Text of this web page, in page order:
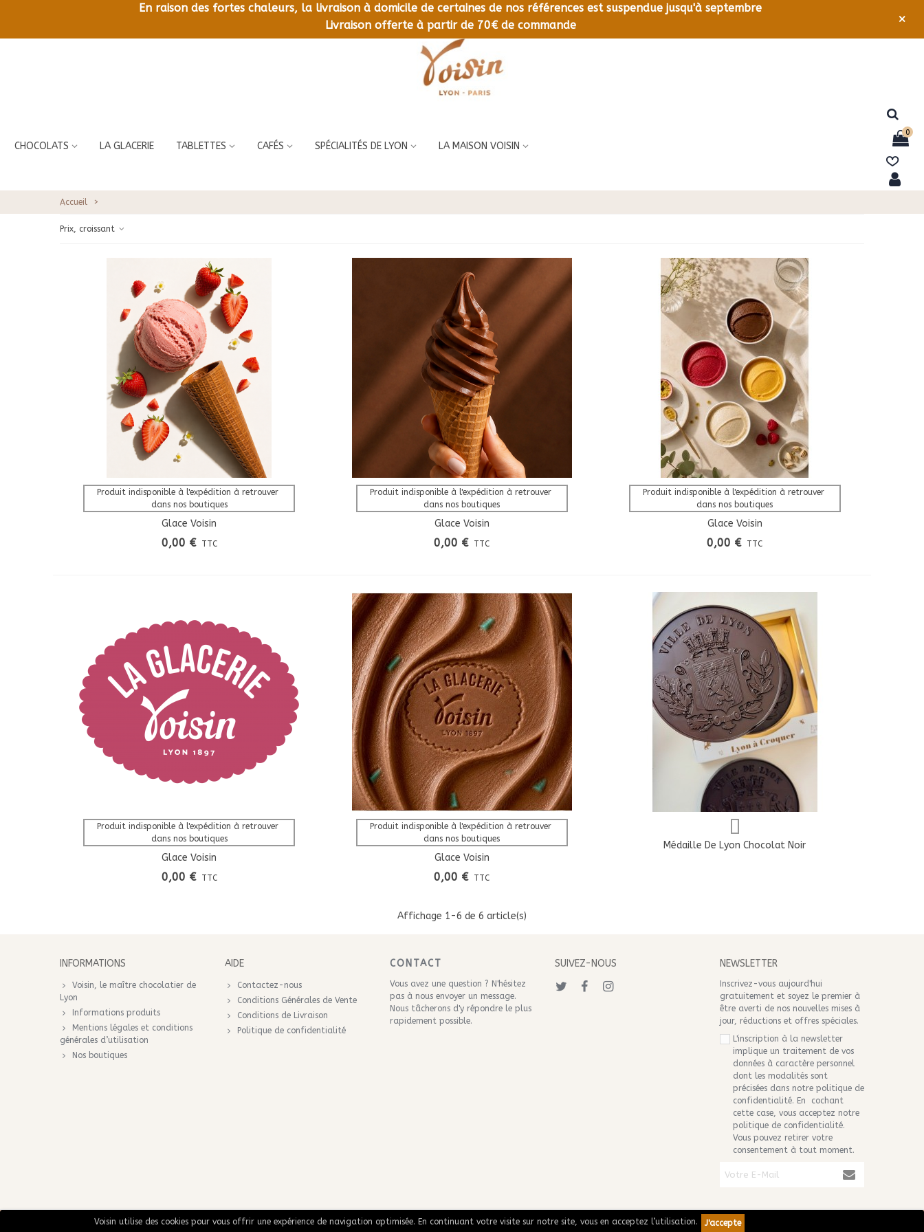
LIVRAISON OFFERTE À PARTIR DE 70€ DE COMMANDE
Voisin utilise des cookies pour vous offrir une expérience de navigation optimisée. En continuant votre visite sur notre site, vous en acceptez l’utilisation. J'accepte
CHOCOLATS LA GLACERIE TABLETTES CAFÉS SPÉCIALITÉS DE LYON LA MAISON VOISIN
0
Accueil >
Prix, croissant
Afficher Plus
Produit indisponible à l'expédition à retrouver
dans nos boutiques
Glace Voisin
0,00 € TTC
Afficher Plus
Produit indisponible à l'expédition à retrouver
dans nos boutiques
Glace Voisin
0,00 € TTC
Afficher Plus
Produit indisponible à l'expédition à retrouver
dans nos boutiques
Glace Voisin
0,00 € TTC
Afficher Plus
Produit indisponible à l'expédition à retrouver
dans nos boutiques
Glace Voisin
0,00 € TTC
Afficher Plus
Produit indisponible à l'expédition à retrouver
dans nos boutiques
Glace Voisin
0,00 € TTC
Médaille De Lyon Chocolat Noir
Affichage 1-6 de 6 article(s)
INFORMATIONS
Voisin, le maître chocolatier de
Lyon
Informations produits
Mentions légales et conditions
générales d’utilisation
Nos boutiques
AIDE
Contactez-nous
Conditions Générales de Vente
Conditions de Livraison
Politique de confidentialité
CONTACT
Vous avez une question ? N'hésitez
pas à nous envoyer un message.
Nous tâcherons d'y répondre le plus
rapidement possible.
SUIVEZ-NOUS NEWSLETTER
Inscrivez-vous aujourd'hui
gratuitement et soyez le premier à
être averti de nos nouvelles mises à
jour, réductions et offres spéciales.
L'inscription à la newsletter
implique un traitement de vos
données à caractère personnel
dont les modalités sont
précisées dans notre politique de
confidentialité. En cochant
cette case, vous acceptez notre
politique de confidentialité.
Vous pouvez retirer votre
consentement à tout moment.
© 2020 Voisin. Tous droits réservés.
En raison des fortes chaleurs, la livraison à domicile de certaines de nos références est suspendue jusqu'à septembre
Livraison offerte à partir de 70€ de commande
×